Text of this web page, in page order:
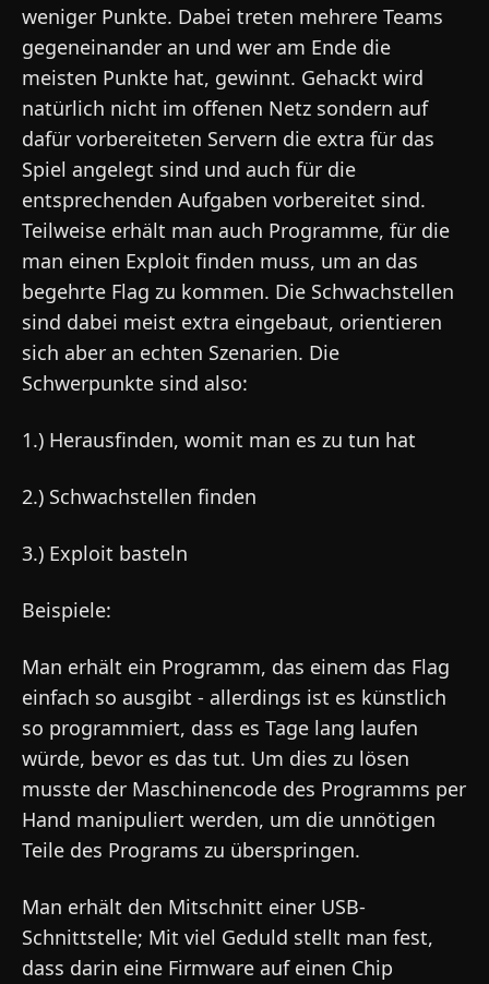
weniger Punkte. Dabei treten mehrere Teams
gegeneinander an und wer am Ende die
meisten Punkte hat, gewinnt. Gehackt wird
natürlich nicht im offenen Netz sondern auf
dafür vorbereiteten Servern die extra für das
Spiel angelegt sind und auch für die
entsprechenden Aufgaben vorbereitet sind.
Teilweise erhält man auch Programme, für die
man einen Exploit finden muss, um an das
begehrte Flag zu kommen. Die Schwachstellen
sind dabei meist extra eingebaut, orientieren
sich aber an echten Szenarien. Die
Schwerpunkte sind also:
1.) Herausfinden, womit man es zu tun hat
2.) Schwachstellen finden
3.) Exploit basteln
Beispiele:
Man erhält ein Programm, das einem das Flag
einfach so ausgibt - allerdings ist es künstlich
so programmiert, dass es Tage lang laufen
würde, bevor es das tut. Um dies zu lösen
musste der Maschinencode des Programms per
Hand manipuliert werden, um die unnötigen
Teile des Programs zu überspringen.
Man erhält den Mitschnitt einer USB-
Schnittstelle; Mit viel Geduld stellt man fest,
dass darin eine Firmware auf einen Chip